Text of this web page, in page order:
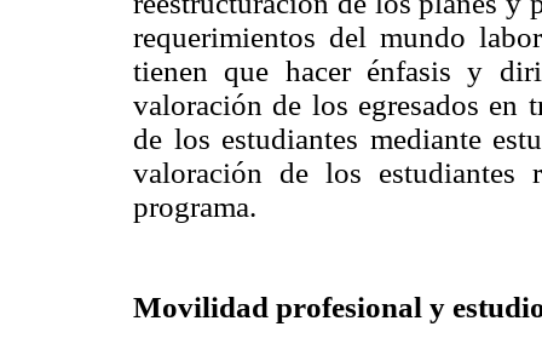
requerimientos del mundo
tienen que hacer énfasis y
valoración de los egresados
de los estudiantes mediante
valoración de los estudiantes
programa.
Movilidad profesional y